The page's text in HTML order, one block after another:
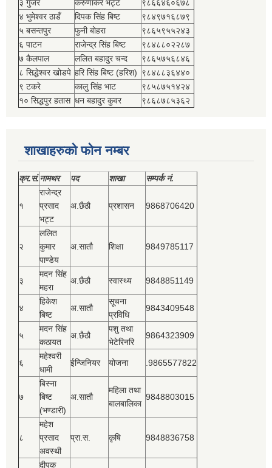
३ गुजर करुणाकर भट्ट
९८६६४६०६७८
४ भुमेश्‍वर ठाडँ
दिपक सिंह बिष्‍ट
९८४९७१६८७९
५ बसन्तपुर
फुनी बोहरा
९८६५९५५२४३
६ पाटन
राजेन्द्र सिंह बिष्‍ट
९८४८८०२२८७
७ कैलपाल
ललित बहादुर चन्द
९८६५७५६८४६
८ सिद्धेश्‍वर खोडपे हरि सिंह बिष्‍ट (हरिश) ९८४८८३६४४०
९ टकरे
कालु सिंह भाट
९८५८७५१४२४
१० सिद्धपुर हतास धन बहादुर कुवर ९८६८७८५३६२
शाखाहरुको फोन नम्बर
क्र.सं.नामथर पद शाखा सम्‍पर्क नं.
१
राजेन्द्र
प्रसाद
भट्ट
अ.छैठौ प्रशासन 9868706420
२
ललित
कुमार
पाण्डेय
अ.सातौ शिक्षा 9849785117
३
मदन सिंह
महरा
अ.छैठौ स्वास्थ्य 9848851149
४
हिकेश
बिष्‍ट
अ.सातौ
सूचना
प्रविधि
9843409548
५
मदन सिंह
कठायत
अ.छैठौ
पशु तथा
भेटेरिनरि
9864323909
६
महेश्‍वरी
धामी
ईन्जिनियर योजना .9865577822
७
बिस्‍ना
बिष्‍ट
(भण्डारी)
अ.सातौ
महिला तथा
बालबालिका
9848803015
८
महेश
प्रसाद
अवस्थी
प्रा.स. कृषि 9848836758
दीपक